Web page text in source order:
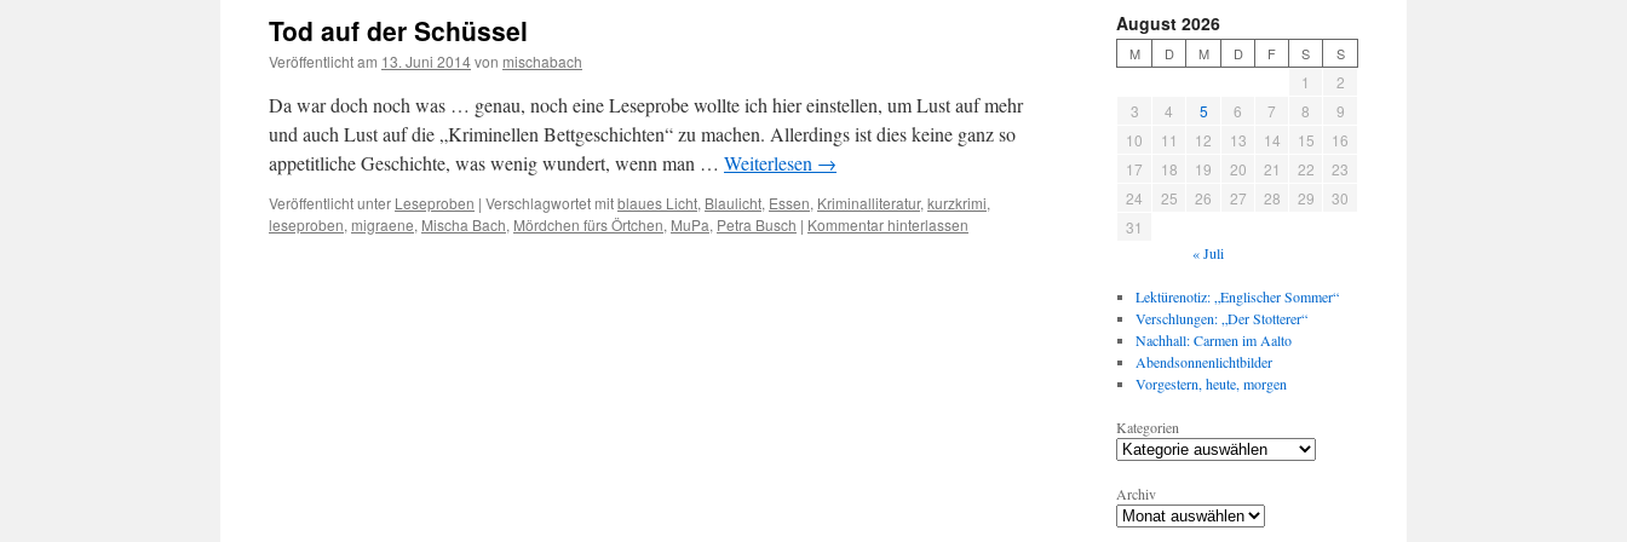
Tod auf der Schüssel
Veröffentlicht am 13. Juni 2014von mischabach
Da war doch noch was … genau, noch eine Leseprobe wollte ich hier einstellen, um Lust auf mehr
und auch Lust auf die „Kriminellen Bettgeschichten“ zu machen. Allerdings ist dies keine ganz so
appetitliche Geschichte, was wenig wundert, wenn man … Weiterlesen →
Veröffentlicht unter Leseproben | Verschlagwortet mitblaues Licht, Blaulicht, Essen, Kriminalliteratur, kurzkrimi,
leseproben, migraene, Mischa Bach, Mördchen fürs Örtchen, MuPa, Petra Busch | Kommentar hinterlassen
August 2026
M D M D F S S
1
2
3
4 5 6 7 8
9
10
11 12 13 14 15
16
17
18 19 20 21 22
23
24
25 26 27 28 29
30
31
« Juli
Lektürenotiz: „Englischer Sommer“
Verschlungen: „Der Stotterer“
Nachhall: Carmen im Aalto
Abendsonnenlichtbilder
Vorgestern, heute, morgen
Kategorien
Archiv